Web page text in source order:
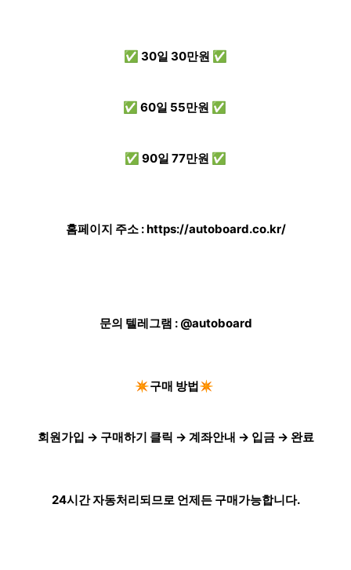
✅ 30일 30만원 ✅
✅ 60일 55만원 ✅
✅ 90일 77만원 ✅
홈페이지 주소 :https://autoboard.co.kr/
문의 텔레그램 : @autoboard
✴️구매 방법✴️
회원가입 → 구매하기 클릭 → 계좌안내 → 입금 → 완료
24시간 자동처리되므로 언제든 구매가능합니다.